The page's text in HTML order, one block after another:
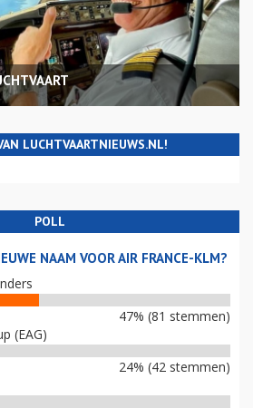
LUCHTVAARTNIEUWS.NL!
POLL
NAAM VOOR AIR FRANCE-KLM?
47% (81 stemmen)
(EAG)
24% (42 stemmen)